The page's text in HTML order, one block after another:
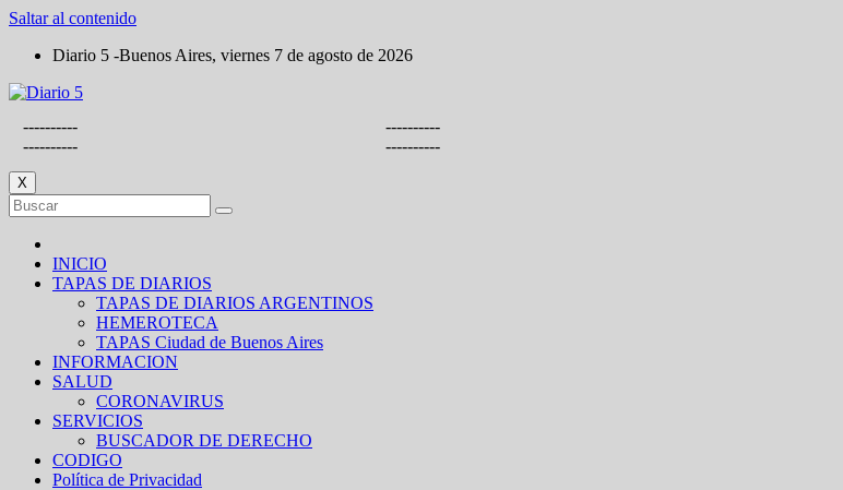
Saltar al contenido
Diario 5 -Buenos Aires, viernes 7 de agosto de 2026
----------
----------
----------
----------
X
INICIO
TAPAS DE DIARIOS
TAPAS DE DIARIOS ARGENTINOS
HEMEROTECA
TAPAS Ciudad de Buenos Aires
INFORMACION
SALUD
CORONAVIRUS
SERVICIOS
BUSCADOR DE DERECHO
CODIGO
Política de Privacidad